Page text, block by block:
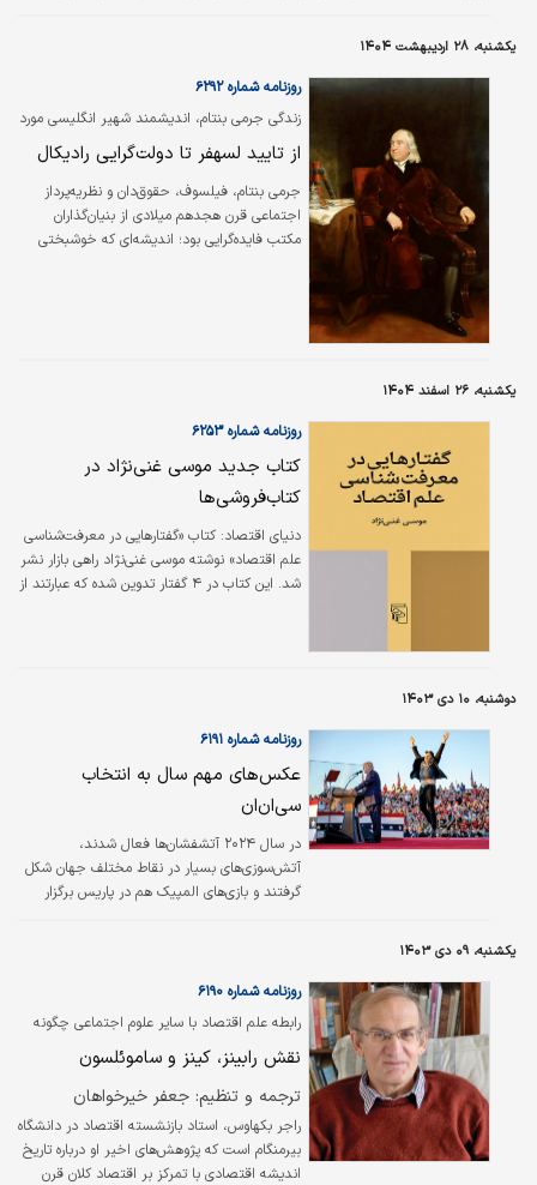
یکشنبه، ۲۸ اردیبهشت ۱۴۰۴
زندگی جرمی بنتام، اندیشمند شهیر انگلیسی مورد
روزنامه شماره ۶۲۹۲
از تایید لسه‎فر تا دولت‌گرایی رادیکال
جرمی بنتام، فیلسوف، حقوق‌دان و نظریه‌پرداز
اجتماعی قرن هجدهم میلادی از بنیان‌گذاران
مکتب فایده‌گرایی بود؛ اندیشه‌ای که خوشبختی
فعالیت‌های اقتصادی، توسط مصلح اجتماعی
تعیین می‌شد و مورد…
یکشنبه، ۲۶ اسفند ۱۴۰۴
روزنامه شماره ۶۲۵۳
کتاب جدید موسی غنی‌نژاد در
کتاب‌فروشی‌ها
دنیای اقتصاد: کتاب «گفتارهایی در معرفت‌شناسی
علم اقتصاد» نوشته موسی غنی‌نژاد راهی بازار نشر
شد. این کتاب در ۴ گفتار تدوین شده که عبارتند از
دوشنبه، ۱۰ دی ۱۴۰۳
روزنامه شماره ۶۱۹۱
عکس‌های مهم سال به انتخاب
سی‌ان‌ان
در سال ۲۰۲۴ آتشفشان‌ها فعال شدند،
آتش‌سوزی‌های بسیار در نقاط مختلف جهان شکل
گرفتند و بازی‌های المپیک هم در پاریس برگزار
که از میان عکس‌های منتخب خبرگزاری سی‌ان‌ان
برای سال ۲۰۲۴ انتخاب شده‌اند.
یکشنبه، ۰۹ دی ۱۴۰۳
رابطه علم اقتصاد با سایر علوم اجتماعی چگونه
روزنامه شماره ۶۱۹۰
نقش رابینز، کینز و ساموئلسون
ترجمه و تنظیم: جعفر خیرخواهان
راجر بکهاوس، استاد بازنشسته اقتصاد در دانشگاه
بیرمنگام است که پژوهش‌های اخیر او درباره تاریخ
اندیشه اقتصادی با تمرکز بر اقتصاد کلان قرن